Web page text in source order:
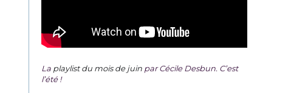
La playlist du mois de juin par Cécile Desbun. C’est
l’été !